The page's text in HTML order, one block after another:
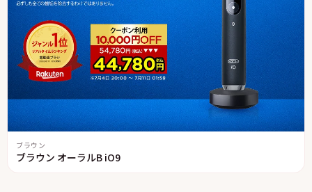
ブラウン
ブラウン オーラルB iO9